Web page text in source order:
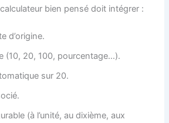
bien pensé doit intégrer :
d’origine.
(10, 20, 100, pourcentage…).
sur 20.
(à l’unité, au dixième, aux